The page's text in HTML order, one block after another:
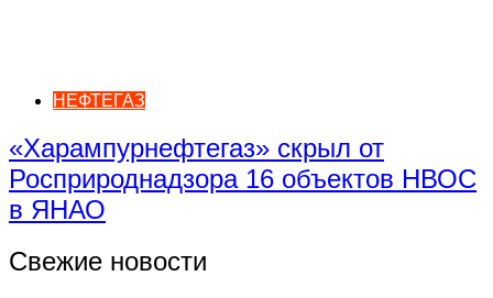
НЕФТЕГАЗ
«Харампурнефтегаз» скрыл от
Росприроднадзора 16 объектов НВОС
в ЯНАО
Свежие новости